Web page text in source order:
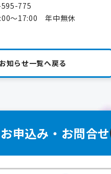
775
～17:00 年中無休
お知らせ一覧へ戻る
お申込み・お問合せ